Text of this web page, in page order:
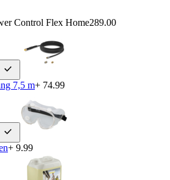
Control Flex Home289.00
7,5 m+ 74.99
+ 9.99